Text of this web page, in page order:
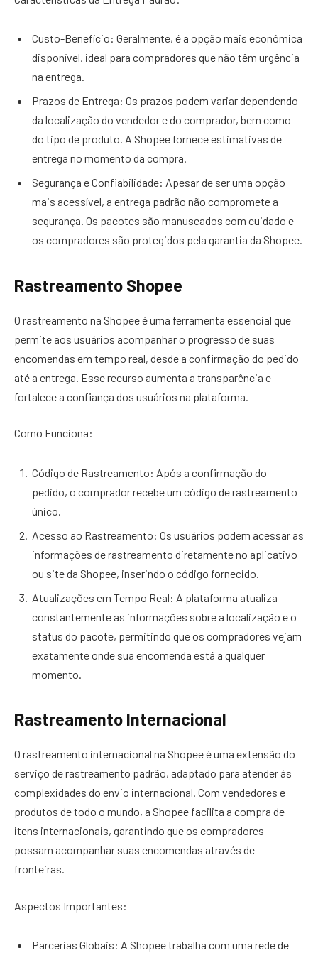
Custo-Benefício: Geralmente, é a opção mais econômica
disponível, ideal para compradores que não têm urgência
na entrega.
Prazos de Entrega: Os prazos podem variar dependendo
da localização do vendedor e do comprador, bem como
do tipo de produto. A Shopee fornece estimativas de
entrega no momento da compra.
Segurança e Confiabilidade: Apesar de ser uma opção
mais acessível, a entrega padrão não compromete a
segurança. Os pacotes são manuseados com cuidado e
os compradores são protegidos pela garantia da Shopee.
Rastreamento Shopee
O rastreamento na Shopee é uma ferramenta essencial que
permite aos usuários acompanhar o progresso de suas
encomendas em tempo real, desde a confirmação do pedido
até a entrega. Esse recurso aumenta a transparência e
fortalece a confiança dos usuários na plataforma.
Como Funciona:
Código de Rastreamento: Após a confirmação do
pedido, o comprador recebe um código de rastreamento
único.
Acesso ao Rastreamento: Os usuários podem acessar as
informações de rastreamento diretamente no aplicativo
ou site da Shopee, inserindo o código fornecido.
Atualizações em Tempo Real: A plataforma atualiza
constantemente as informações sobre a localização e o
status do pacote, permitindo que os compradores vejam
exatamente onde sua encomenda está a qualquer
momento.
Rastreamento Internacional
O rastreamento internacional na Shopee é uma extensão do
serviço de rastreamento padrão, adaptado para atender às
complexidades do envio internacional. Com vendedores e
produtos de todo o mundo, a Shopee facilita a compra de
itens internacionais, garantindo que os compradores
possam acompanhar suas encomendas através de
fronteiras.
Aspectos Importantes:
Parcerias Globais: A Shopee trabalha com uma rede de